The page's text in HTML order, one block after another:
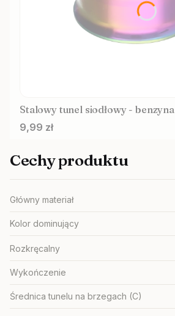
Stalowy tunel siodłowy - benzyna
Cena
9,99 zł
Cechy produktu
Główny materiał
Kolor dominujący
Rozkręcalny
Wykończenie
Średnica tunelu na brzegach (C)